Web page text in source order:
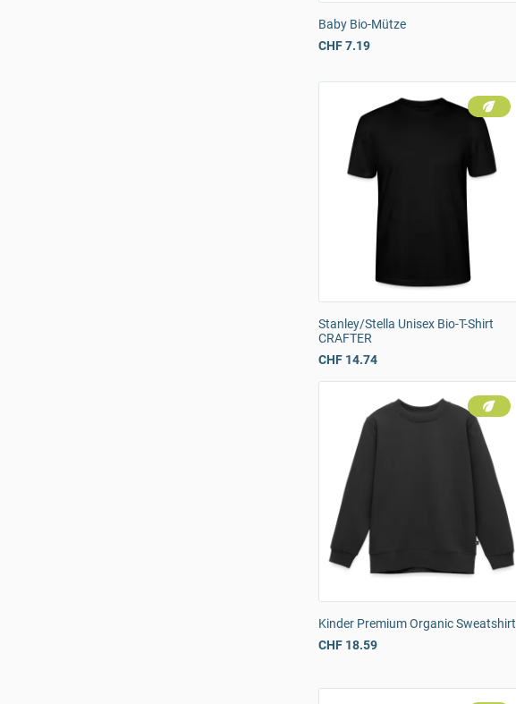
Baby Bio-Mütze
CHF 7.19
Stanley/Stella Unisex Bio-T-Shirt
CRAFTER
CHF 14.74
Kinder Premium Organic Sweatshirt
CHF 18.59